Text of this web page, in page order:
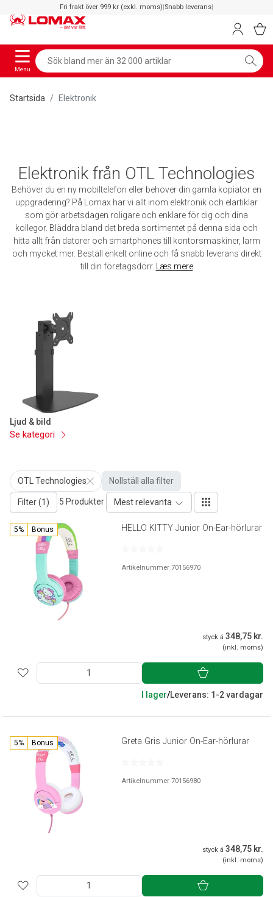
Fri frakt över 999 kr (exkl. moms)|Snabb leverans|
Menu
Startsida Elektronik
Elektronik från OTL Technologies
Behöver du en ny mobiltelefon eller behöver din gamla kopiator en
uppgradering? På Lomax har vi allt inom elektronik och elartiklar
som gör arbetsdagen roligare och enklare för dig och dina
kollegor. Bläddra bland det breda sortimentet på denna sida och
hitta allt från datorer och smartphones till kontorsmaskiner, larm
och mycket mer. Beställ enkelt online och få snabb leverans direkt
till din företagsdörr.
Læs mere
Ljud & bild
Se kategori
OTL Technologies Nollställ alla filter
Filter (1) 5 Produkter Mest relevanta
5% Bonus HELLO KITTY Junior On-Ear-hörlurar
Artikelnummer 70156970
styck á 348,75 kr.
(inkl. moms)
I lager/Leverans: 1-2 vardagar
5% Bonus Greta Gris Junior On-Ear-hörlurar
Artikelnummer 70156980
styck á 348,75 kr.
(inkl. moms)